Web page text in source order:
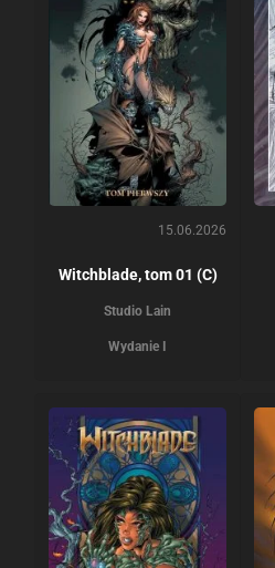
15.06.2026
Witchblade, tom 01 (C)
Studio Lain
Wydanie I